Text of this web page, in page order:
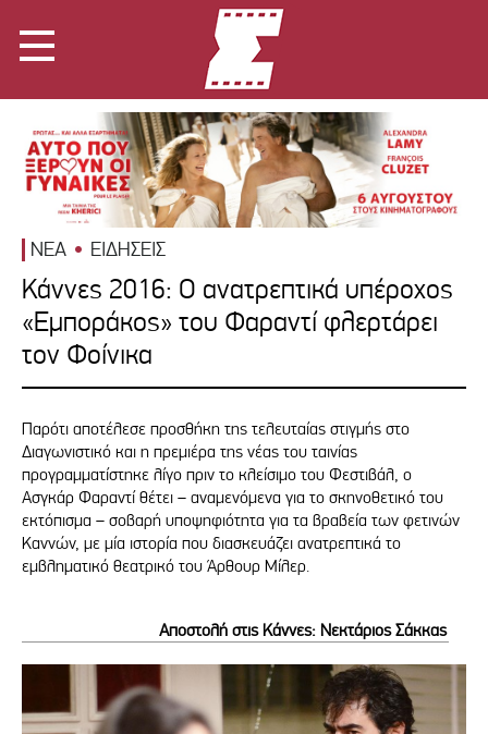
ΝΕΑ ΕΙΔΗΣΕΙΣ
Κάννες 2016: Ο ανατρεπτικά υπέροχος
«Εμποράκος» του Φαραντί φλερτάρει
τον Φοίνικα
Παρότι αποτέλεσε προσθήκη της τελευταίας στιγμής στο
Διαγωνιστικό και η πρεμιέρα της νέας του ταινίας
προγραμματίστηκε λίγο πριν το κλείσιμο του Φεστιβάλ, ο
Ασγκάρ Φαραντί θέτει – αναμενόμενα για το σκηνοθετικό του
εκτόπισμα – σοβαρή υποψηφιότητα για τα βραβεία των φετινών
Καννών, με μία ιστορία που διασκευάζει ανατρεπτικά το
εμβληματικό θεατρικό του Άρθουρ Μίλερ.
Αποστολή στις Κάννες: Νεκτάριος Σάκκας